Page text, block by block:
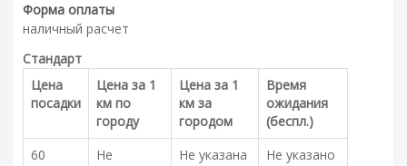
Форма оплаты
наличный расчет
Стандарт
Цена
посадки
Цена за 1
км по
городу
Цена за 1
км за
городом
Время
ожидания
(беспл.)
60
Не
Не указана Не указано